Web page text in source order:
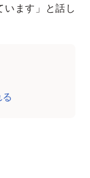
ます」と話し